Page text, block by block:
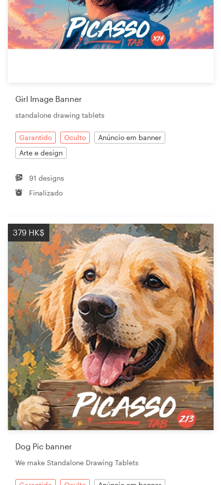
Girl Image Banner
standalone drawing tablets
Garantido Oculto
Anúncio em banner
Arte e design
91 designs
Finalizado
379 HK$
Dog Pic banner
We make Standalone Drawing Tablets